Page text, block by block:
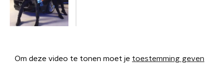
Om deze video te tonen moet je toestemming geven